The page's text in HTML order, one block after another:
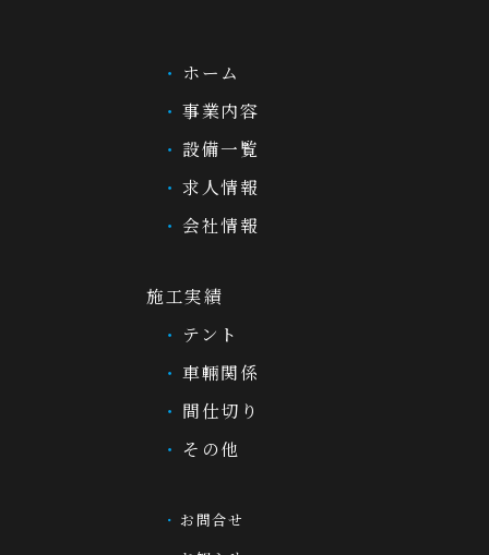
ホーム
事業内容
設備一覧
求人情報
会社情報
施工実績
テント
車輛関係
間仕切り
その他
お問合せ